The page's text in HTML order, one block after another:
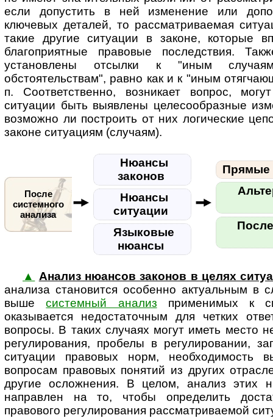
если допустить в ней изменение или
ключевых деталей, то рассматриваемая
такие другие ситуации в законе, которые
благоприятные правовые последствия.
установлены отсылки к "иным
обстоятельствам", равно как и к "иным
п. Соответственно, возникает вопрос,
ситуации быть выявлены целесообразные
возможно ли построить от них логические
законе ситуациям (случаям).
После
системного
анализа
Нюансы
законов
Нюансы
ситуации
Языковые
нюансы
Прямые
▲ Анализ нюансов законов в целях
анализа становится особенно ак­ту­аль­ным в
вышесистемный анализ применимых к
оказывается недостаточным для четких
вопросы. В таких случаях могут иметь место
регулирования, пробелы в регулировании,
ситуации правовых норм, необходимость
вопросам правовых понятий из других
другие осложнения. В целом, анализ этих
направлен на то, чтобы определить
правового регулирования рассматриваемой